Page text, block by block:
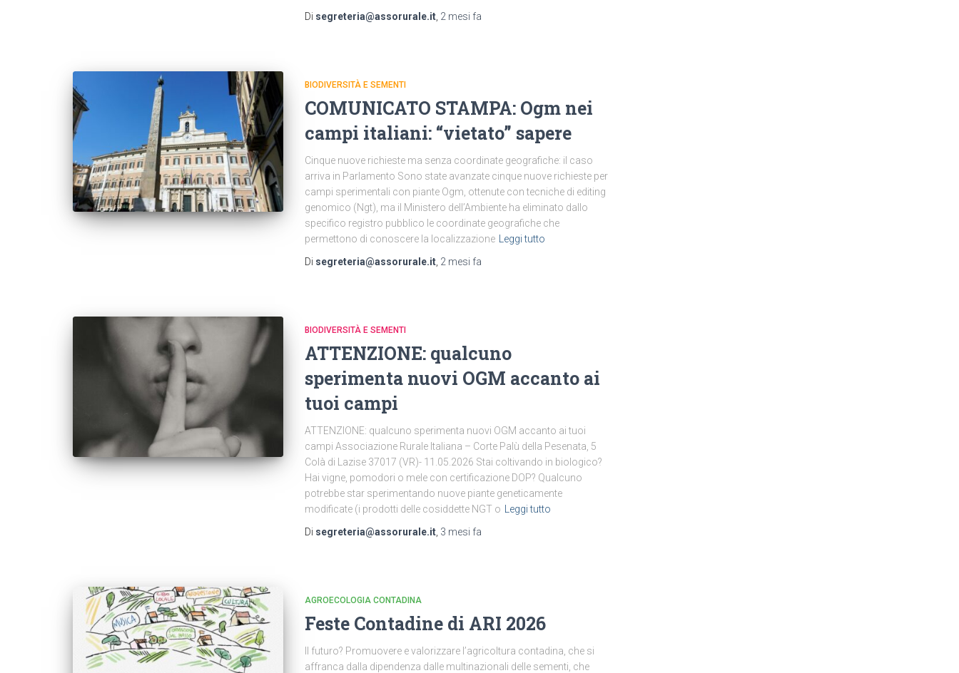
Di segreteria@assorurale.it 2 mesi fa
BIODIVERSITÀ E SEMENTI
COMUNICATO STAMPA: Ogm nei
campi italiani: “vietato” sapere
Cinque nuove richieste ma senza coordinate geografiche: il caso
arriva in Parlamento Sono state avanzate cinque nuove richieste per
campi sperimentali con piante Ogm, ottenute con tecniche di editing
genomico (Ngt), ma il Ministero dell’Ambiente ha eliminato dallo
specifico registro pubblico le coordinate geografiche che
permettono di conoscere la localizzazione
Leggi tutto
Di segreteria@assorurale.it 2 mesi fa
BIODIVERSITÀ E SEMENTI
ATTENZIONE: qualcuno
sperimenta nuovi OGM accanto ai
tuoi campi
ATTENZIONE: qualcuno sperimenta nuovi OGM accanto ai tuoi
campi Associazione Rurale Italiana – Corte Palù della Pesenata, 5
Colà di Lazise 37017 (VR)- 11.05.2026 Stai coltivando in biologico?
Hai vigne, pomodori o mele con certificazione DOP? Qualcuno
potrebbe star sperimentando nuove piante geneticamente
modificate (i prodotti delle cosiddette NGT o
Leggi tutto
Di segreteria@assorurale.it 3 mesi fa
AGROECOLOGIA CONTADINA
Feste Contadine di ARI 2026
Il futuro? Promuovere e valorizzare l’agricoltura contadina, che si
affranca dalla dipendenza dalle multinazionali delle sementi, che